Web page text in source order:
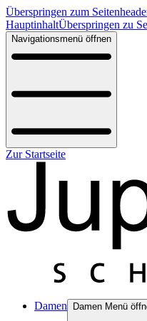
Überspringen zum
HauptinhaltÜberspringen zu
Navigationsmenü öffnen
Zur Startseite
Damen Damen Menü